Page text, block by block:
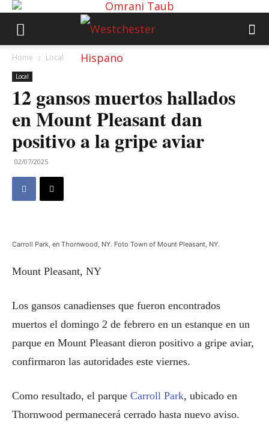
Home Local
Local
12 gansos muertos hallados
en Mount Pleasant dan
positivo a la gripe aviar
02/07/2025
Carroll Park, en Thornwood, NY. Foto Town of Mount Pleasant, NY.
Mount Pleasant, NY
Los gansos canadienses que fueron encontrados
muertos el domingo 2 de febrero en un estanque en un
parque en Mount Pleasant dieron positivo a gripe aviar,
confirmaron las autoridades este viernes.
Como resultado, el parque Carroll Park, ubicado en
Thornwood permanecerá cerrado hasta nuevo aviso.